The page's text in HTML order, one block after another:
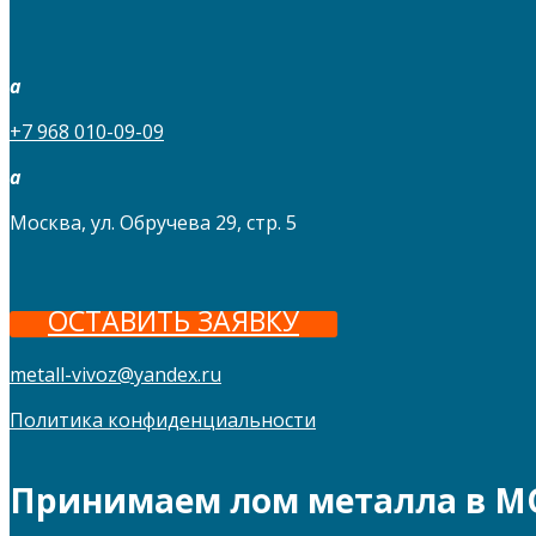
a
+7 968 010-09-09
a
Москва, ул. Обручева 29, стр. 5
ОСТАВИТЬ ЗАЯВКУ
metall-vivoz@yandex.ru
Политика конфиденциальности
Принимаем лом металла в